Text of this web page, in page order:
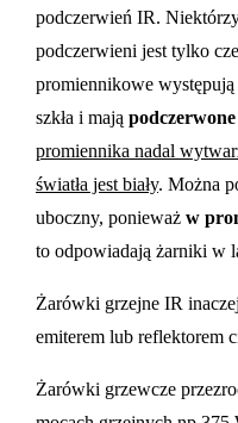
podczerwień IR.
podczerwieni jest tylko
promiennikowe
szkła i mają podczerwone
promiennika nadal
światła jest biały. Można
uboczny, ponieważ w
to odpowiadają żarniki w
Żarówki grzejne IR
emiterem lub reflektorem
Żarówki grzewcze